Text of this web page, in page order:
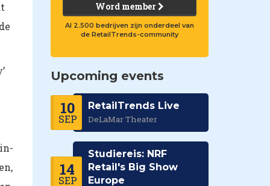
Word member
Al 2.500 bedrijven zijn onderdeel van
de RetailTrends-community
Upcoming events
10
SEP
RetailTrends Live
DeLaMar Theater
14
SEP
Studiereis: NRF
Retail's Big Show
Europe